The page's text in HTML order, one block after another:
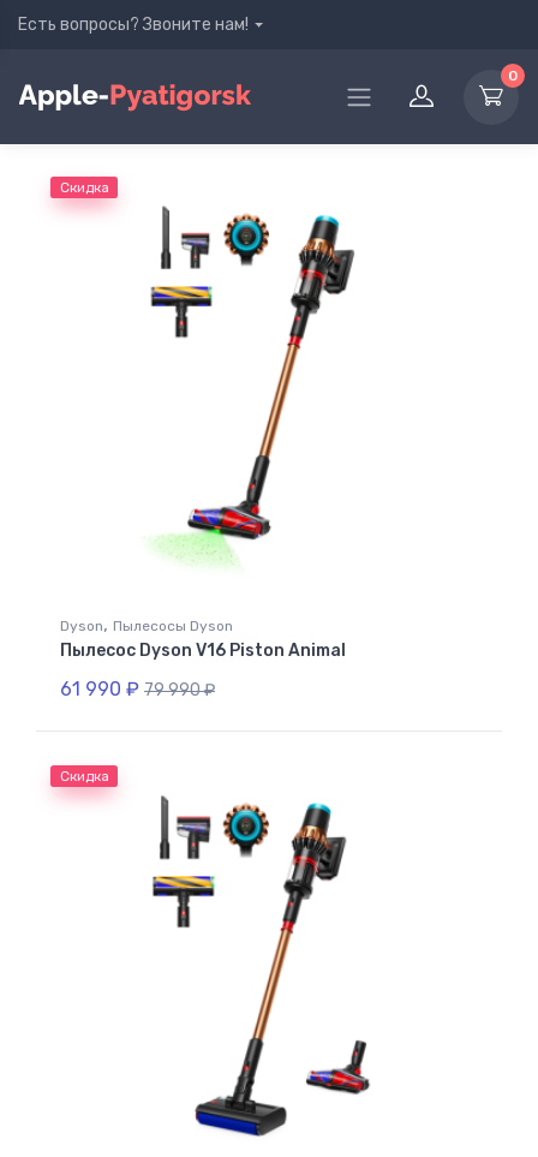
Есть вопросы? Звоните нам!
0
Скидка
Dyson, Пылесосы Dyson
Пылесос Dyson V16 Piston Animal
61 990 ₽ 79 990₽
Скидка